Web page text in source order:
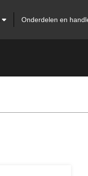
Onderdelen en